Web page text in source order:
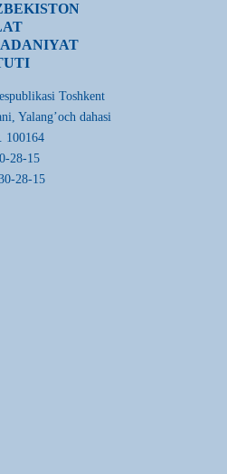
Toshkent
Yalang’och dahasi
100164
28-15
28-15